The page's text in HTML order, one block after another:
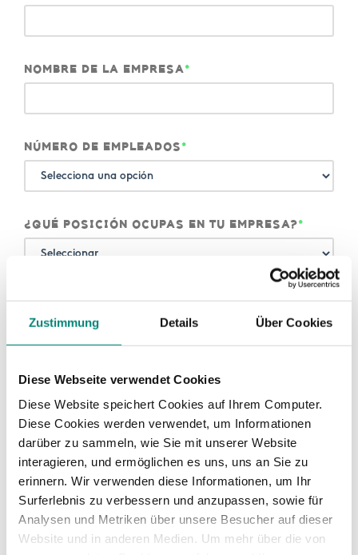
Zustimmung Details Über Cookies
Diese Webseite verwendet Cookies
Diese Website speichert Cookies auf Ihrem Computer.
Diese Cookies werden verwendet, um Informationen
darüber zu sammeln, wie Sie mit unserer Website
interagieren, und ermöglichen es uns, uns an Sie zu
erinnern. Wir verwenden diese Informationen, um Ihr
Surferlebnis zu verbessern und anzupassen, sowie für
Analysen und Metriken über unsere Besucher auf dieser
Website und in anderen Medien. Um mehr über die von
NOMBRE DE LA EMPRESA*
NÚMERO DE EMPLEADOS*
¿QUÉ POSICIÓN OCUPAS EN TU EMPRESA?*
INDUSTRIA*
Al enviar el formulario, confirmo que he leído la
términos y condiciones